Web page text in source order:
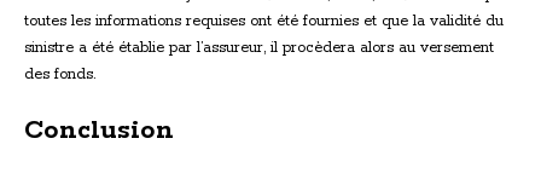
toutes les informations requises ont été fournies et que la validité du
sinistre a été établie par l’assureur, il procèdera alors au versement
des fonds.
Conclusion